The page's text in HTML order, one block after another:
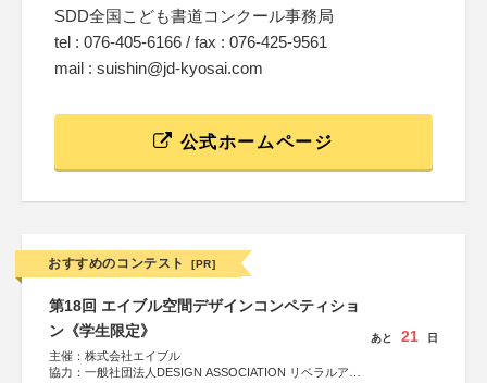
SDD全国こども書道コンクール事務局
tel : 076-405-6166 / fax : 076-425-9561
mail : suishin@jd-kyosai.com
公式ホームページ
おすすめのコンテスト [PR]
第18回 エイブル空間デザインコンペティショ
ン《学生限定》
主催：株式会社エイブル
協力：一般社団法人DESIGN ASSOCIATION リベラルアー
あと 21 日